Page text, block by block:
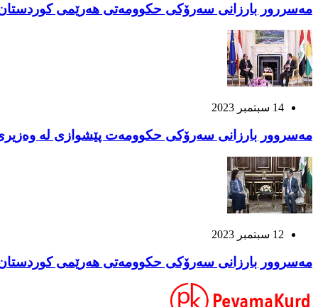
مەسررور بارزانی سەرۆکی حکوومەتی هەرێمی
14 سبتمبر 2023
مەسروور بارزانی سەرۆکی حکوومەت پێشوازی لە
12 سبتمبر 2023
مەسروور بارزانی سەرۆکی حکوومەتی هەرێمی